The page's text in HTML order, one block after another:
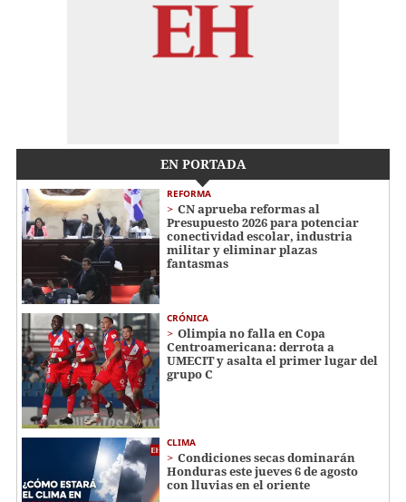
EN PORTADA
REFORMA
CN aprueba reformas al
Presupuesto 2026 para potenciar
conectividad escolar, industria
militar y eliminar plazas
fantasmas
CRÓNICA
Olimpia no falla en Copa
Centroamericana: derrota a
UMECIT y asalta el primer lugar del
grupo C
CLIMA
Condiciones secas dominarán
Honduras este jueves 6 de agosto
con lluvias en el oriente